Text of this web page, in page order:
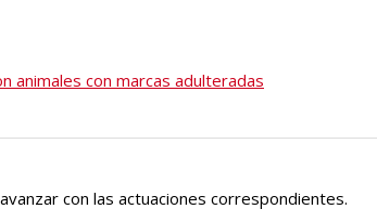
animales con marcas adulteradas
con las actuaciones correspondientes.